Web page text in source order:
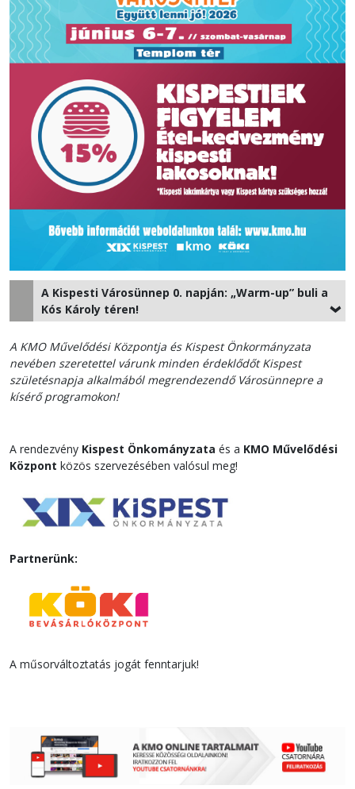
A Kispesti Városünnep 0. napján: „Warm-up” buli a
Kós Károly téren!
A KMO Művelődési Központja és Kispest Önkormányzata
nevében szeretettel várunk minden érdeklődőt Kispest
születésnapja alkalmából megrendezendő Városünnepre a
kísérő programokon!
A rendezvény Kispest Önkományzata és a KMO Művelődési
Központ közös szervezésében valósul meg!
Partnerünk:
A műsorváltoztatás jogát fenntarjuk!